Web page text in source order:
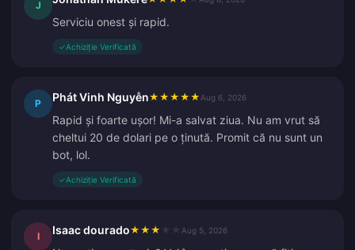
J
Serviciu onest și rapid.
✓Achiziție Verificată
P Phát Vinh Nguyễn★ ★ ★ ★ ★ Aug 6, 2026
Rapid și foarte ușor! Mi-a salvat ziua. Nu am vrut să
cheltui 20 de dolari pe o ținută. Promit că nu sunt un
bot, lol.
✓Achiziție Verificată
I Isaac dourado★ ★ ★ Aug 5, 2026